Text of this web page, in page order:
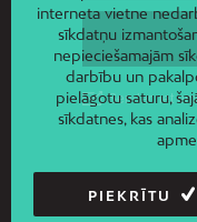
interneta vietne
sīkdatņu
nepieciešamajām
darbību un
pielāgotu saturu,
sīkdatnes, kas
PIEKRĪTU